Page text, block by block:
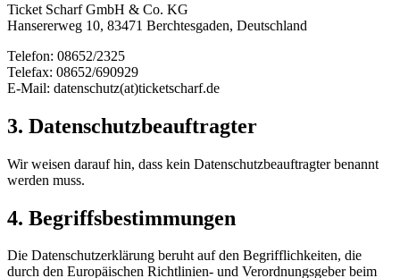
Ticket Scharf GmbH & Co. KG
Hansererweg 10, 83471 Berchtesgaden, Deutschland
Telefon: 08652/2325
Telefax: 08652/690929
E-Mail: datenschutz(at)ticketscharf.de
3. Datenschutzbeauftragter
Wir weisen darauf hin, dass kein Datenschutzbeauftragter benannt
werden muss.
4. Begriffsbestimmungen
Die Datenschutzerklärung beruht auf den Begrifflichkeiten, die
durch den Europäischen Richtlinien- und Verordnungsgeber beim